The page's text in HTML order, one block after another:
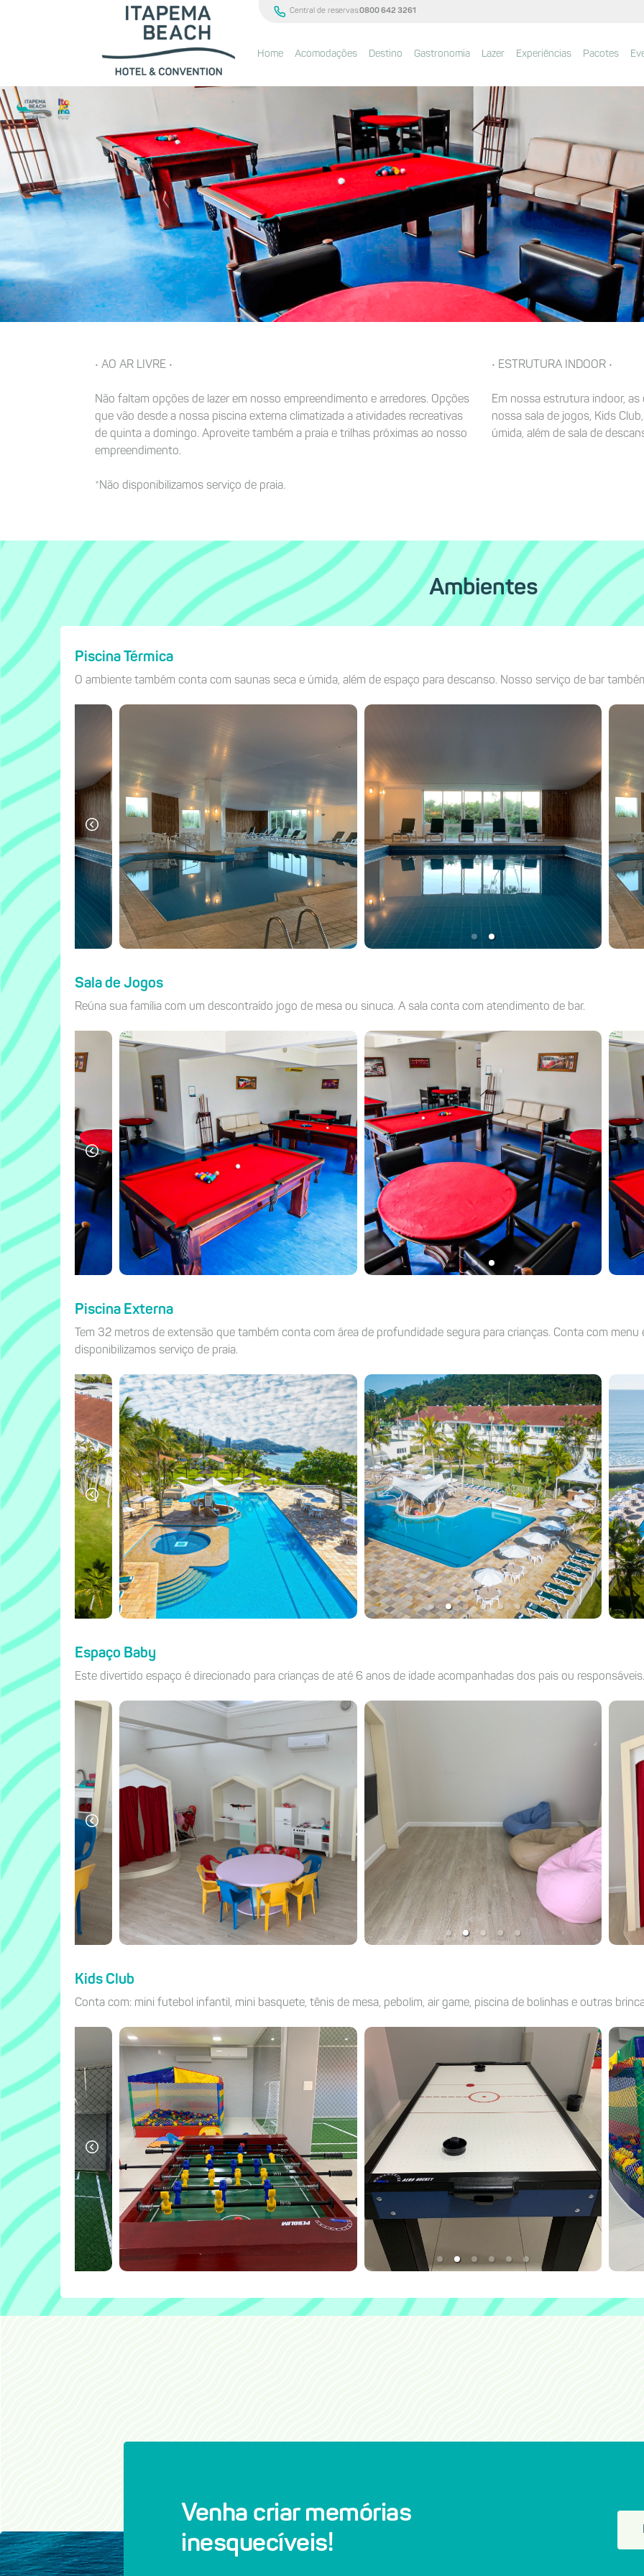
Central de reservas:0800 642 3261
Home Acomodações Destino Gastronomia Lazer Experiências Pacotes
• AO AR LIVRE •
Não faltam opções de lazer em nosso empreendimento e arredores. Opções
que vão desde a nossa piscina externa climatizada a atividades recreativas
de quinta a domingo. Aproveite também a praia e trilhas próximas ao nosso
empreendimento.
*Não disponibilizamos serviço de praia.
• ESTRUTURA INDOOR •
Em nossa estrutura indoor,
nossa sala de jogos, Kids
úmida, além de sala de
Ambientes
Piscina Térmica
O ambiente também conta com saunas seca e úmida, além de espaço para descanso. Nosso serviço de bar
Sala de Jogos
Reúna sua família com um descontraído jogo de mesa ou sinuca. A sala conta com atendimento de bar.
Piscina Externa
Tem 32 metros de extensão que também conta com área de profundidade segura para crianças. Conta com
disponibilizamos serviço de praia.
Espaço Baby
Este divertido espaço é direcionado para crianças de até 6 anos de idade acompanhadas dos pais ou responsáveis.
Kids Club
Conta com: mini futebol infantil, mini basquete, tênis de mesa, pebolim, air game, piscina de bolinhas e outras
Venha criar memórias
inesquecíveis!